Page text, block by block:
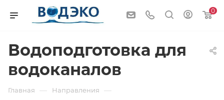
0
Водоподготовка для
водоканалов
Главная — Направления —